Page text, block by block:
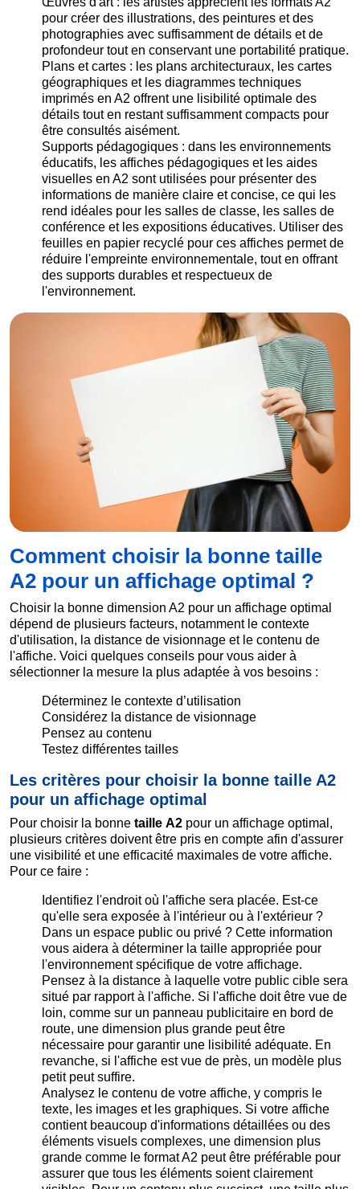
pour créer des illustrations, des peintures et des
photographies avec suffisamment de détails et de
profondeur tout en conservant une portabilité pratique.
Plans et cartes : les plans architecturaux, les cartes
géographiques et les diagrammes techniques
imprimés en A2 offrent une lisibilité optimale des
détails tout en restant suffisamment compacts pour
être consultés aisément.
Supports pédagogiques : dans les environnements
éducatifs, les affiches pédagogiques et les aides
visuelles en A2 sont utilisées pour présenter des
informations de manière claire et concise, ce qui les
rend idéales pour les salles de classe, les salles de
conférence et les expositions éducatives. Utiliser des
feuilles en papier recyclé pour ces affiches permet de
réduire l'empreinte environnementale, tout en offrant
des supports durables et respectueux de
l'environnement.
Comment choisir la bonne taille
A2 pour un affichage optimal ?
Choisir la bonne dimension A2 pour un affichage optimal
dépend de plusieurs facteurs, notamment le contexte
d'utilisation, la distance de visionnage et le contenu de
l'affiche. Voici quelques conseils pour vous aider à
sélectionner la mesure la plus adaptée à vos besoins :
Déterminez le contexte d’utilisation
Considérez la distance de visionnage
Pensez au contenu
Testez différentes tailles
Les critères pour choisir la bonne taille A2
pour un affichage optimal
Pour choisir la bonne taille A2 pour un affichage optimal,
plusieurs critères doivent être pris en compte afin d'assurer
une visibilité et une efficacité maximales de votre affiche.
Pour ce faire :
Identifiez l'endroit où l'affiche sera placée. Est-ce
qu'elle sera exposée à l'intérieur ou à l'extérieur ?
Dans un espace public ou privé ? Cette information
vous aidera à déterminer la taille appropriée pour
l'environnement spécifique de votre affichage.
Pensez à la distance à laquelle votre public cible sera
situé par rapport à l'affiche. Si l'affiche doit être vue de
loin, comme sur un panneau publicitaire en bord de
route, une dimension plus grande peut être
nécessaire pour garantir une lisibilité adéquate. En
revanche, si l'affiche est vue de près, un modèle plus
petit peut suffire.
Analysez le contenu de votre affiche, y compris le
texte, les images et les graphiques. Si votre affiche
contient beaucoup d'informations détaillées ou des
éléments visuels complexes, une dimension plus
grande comme le format A2 peut être préférable pour
assurer que tous les éléments soient clairement